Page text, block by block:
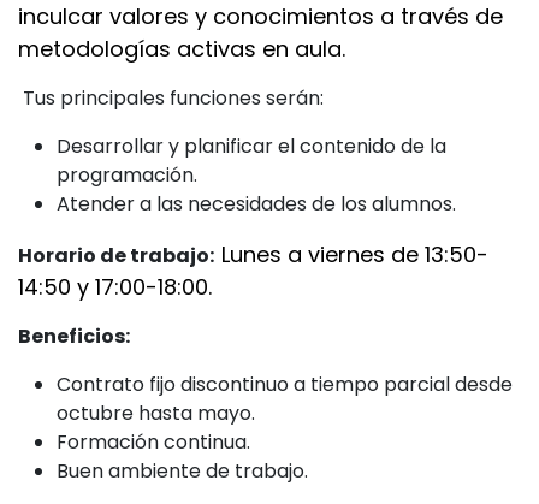
inculcar valores y conocimientos a través de
metodologías activas en aula.
Tus principales funciones serán:
Desarrollar y planificar el contenido de la
programación.
Atender a las necesidades de los alumnos.
Horario de trabajo: Lunes a viernes de 13:50-
14:50 y 17:00-18:00.
Beneficios:
Contrato fijo discontinuo a tiempo parcial desde
octubre hasta mayo.
Formación continua.
Buen ambiente de trabajo.